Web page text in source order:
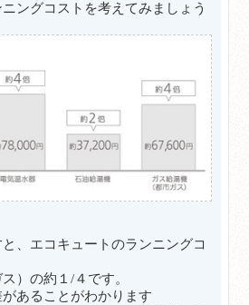
ングコストを考えてみましょう
、エコキュートのランニングコ
）の約１/４です。
あることがわかります